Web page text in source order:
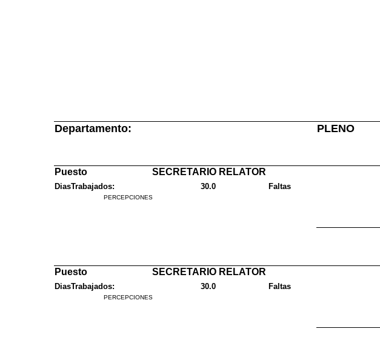
Departamento: PLENO
Puesto SECRETARIO RELATOR
DiasTrabajados: 30.0 Faltas
PERCEPCIONES
Puesto SECRETARIO RELATOR
DiasTrabajados: 30.0 Faltas
PERCEPCIONES